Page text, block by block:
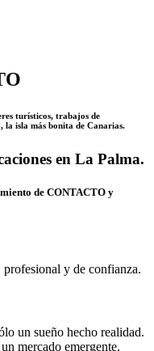
turísticos, trabajos de
la isla más bonita de Canarias.
en La Palma.
de CONTACTO y
y de confianza.
un sueño hecho realidad.
mercado emergente.